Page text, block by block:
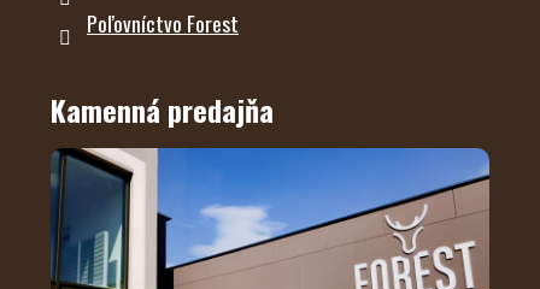
Poľovníctvo Forest
Kamenná predajňa